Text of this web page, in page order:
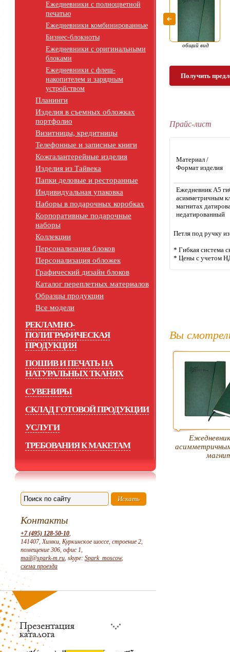
Ежедневники с полноцветной
печатью
Ежедневники комбинированные
Бизнес-блокноты
Ежедневники с оригинальными
блоками
Ежедневники с флеш-
накопителем и зарядным
устройством
Планинги
Изделия в съемных обложках
портфолио
Визитницы, кредитницы
Телефонные и записные книги
Кожгалантерейные изделия
Изделия из Тайвека
Папки деловые и ресторанные
Индивидуальная упаковка
Наборы в подарочных коробках
Корпоративные подарочные
наборы
Коллекции
Персонализация блоков
Персонализация обложек
Графический дизайн блоков
Каталог переплетных материалов
Образцы продукции
Все модели
РЕКЛАМНО-
ПОЛИГРАФИЧЕСКАЯ
ПРОДУКЦИЯ
ПОШИВ И ПЕЧАТЬ НА
НАТУРАЛЬНЫХ ТКАНЯХ
СУВЕНИРЫ
СКЛАД ГОТОВОЙ ПРОДУКЦИИ
УСЛУГИ
ТРЕБОВАНИЯ К МАКЕТАМ
Контакты
+7 (495) 128-50-10,
141407, Химки, Куркинское шоссе, строение 2,
помещение 306, офис 1,
mail@spark-m.ru, skype: Spark_moscow,
схема проезда
общий вид
Получить
Прайс-лист
Материал /
Формат изделия
Ежедневник А5
асимметричным
магнитах
недатированный
Петля под ручку
* Гибкая система
* Цены с учетом
Вы